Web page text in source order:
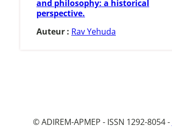
and philosophy: a historical
perspective.
Auteur : Rav Yehuda
© ADIREM-APMEP - ISSN 1292-8054 -